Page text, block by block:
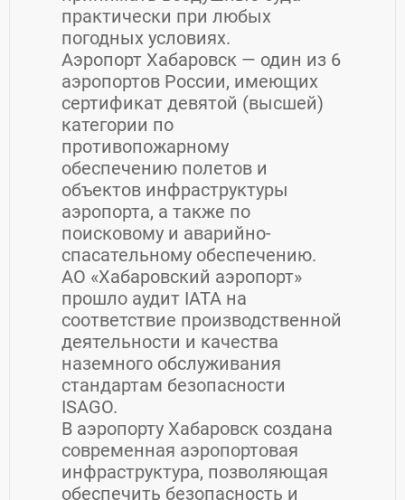
практически при любых
погодных условиях.
Аэропорт Хабаровск — один из 6
аэропортов России, имеющих
сертификат девятой (высшей)
категории по
противопожарному
обеспечению полетов и
объектов инфраструктуры
аэропорта, а также по
поисковому и аварийно-
спасательному обеспечению.
АО «Хабаровский аэропорт»
прошло аудит IATA на
соответствие производственной
деятельности и качества
наземного обслуживания
стандартам безопасности
ISAGO.
В аэропорту Хабаровск создана
современная аэропортовая
инфраструктура, позволяющая
обеспечить безопасность и